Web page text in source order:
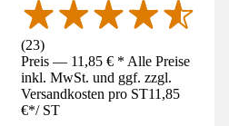
(23)
Preis — 11,85 € * Alle Preise
inkl. MwSt. und ggf. zzgl.
Versandkosten pro ST11,85
€*/ ST